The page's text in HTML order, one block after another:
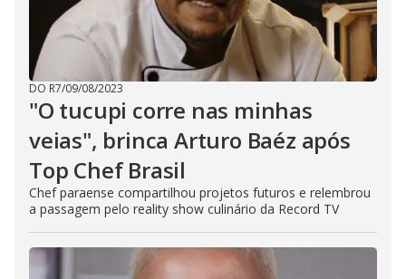
DO R7/09/08/2023
"O tucupi corre nas minhas
veias", brinca Arturo Baéz após
Top Chef Brasil
Chef paraense compartilhou projetos futuros e relembrou
a passagem pelo reality show culinário da Record TV